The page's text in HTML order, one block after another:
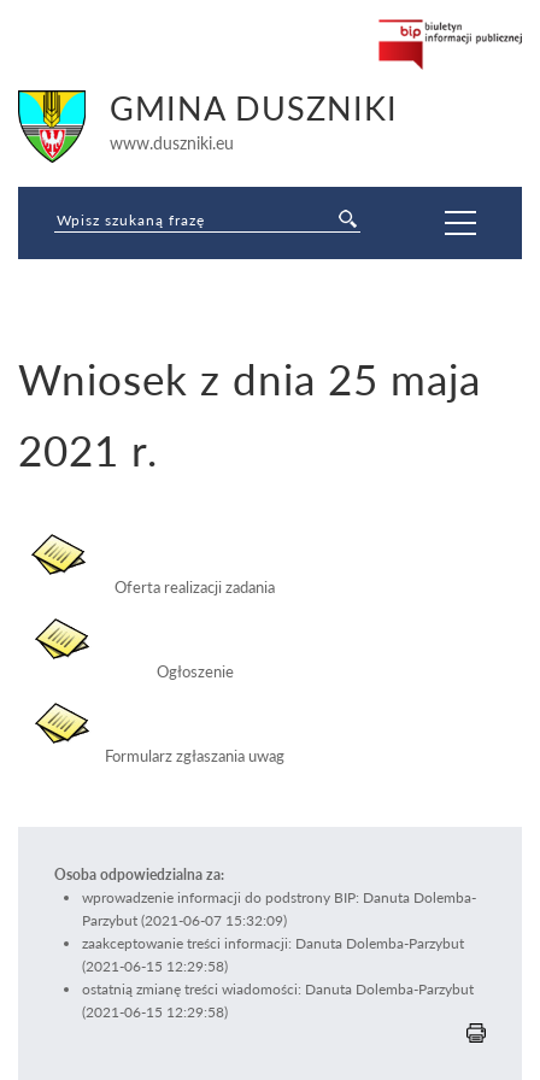
GMINA DUSZNIKI
www.duszniki.eu
Jesteś tutaj:
Strona główna» Pożytek publiczny »MAŁE GRANTY-tryb bezkonkursowy
Wnioski 2021»Wniosek z dnia 25 maja 2021 r.
Wniosek z dnia 25 maja
2021 r.
Oferta realizacji zadania
Ogłoszenie
Formularz zgłaszania uwag
Osoba odpowiedzialna za:
wprowadzenie informacji do podstrony BIP: Danuta Dolemba-
Parzybut (2021-06-07 15:32:09)
zaakceptowanie treści informacji: Danuta Dolemba-Parzybut
(2021-06-15 12:29:58)
ostatnią zmianę treści wiadomości: Danuta Dolemba-Parzybut
(2021-06-15 12:29:58)